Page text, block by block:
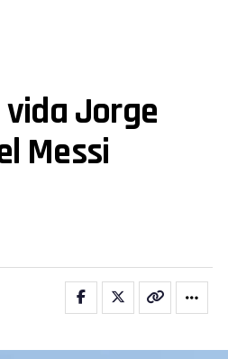
Jorge
Messi